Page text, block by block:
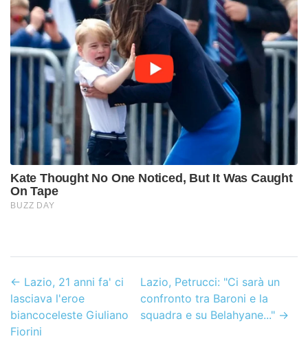
← Lazio, 21 anni fa' ci
lasciava l'eroe
biancoceleste Giuliano
Fiorini
Lazio, Petrucci: "Ci sarà un
confronto tra Baroni e la
squadra e su Belahyane..."→